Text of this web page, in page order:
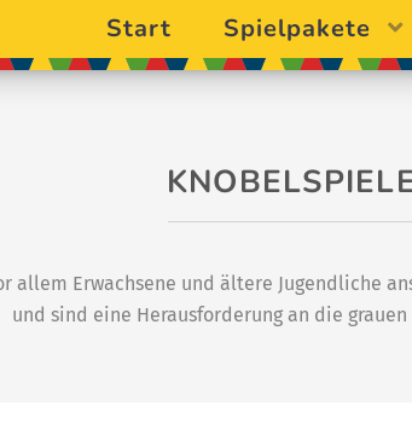
Start Spielpakete
allem Erwachsene und ältere Jugendliche
und sind eine Herausforderung an die